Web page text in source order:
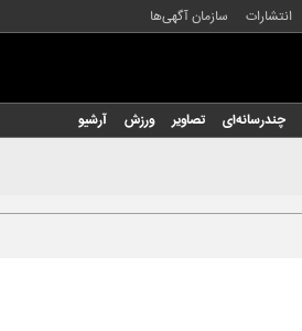
انتشارات سازمان آگهی‌ها
چندرسانه‌ای تصاویر ورزش آرشیو